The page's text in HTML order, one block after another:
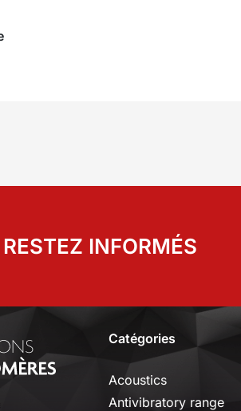
RESTEZ INFORMÉS
Catégories
Acoustics
Antivibratory range